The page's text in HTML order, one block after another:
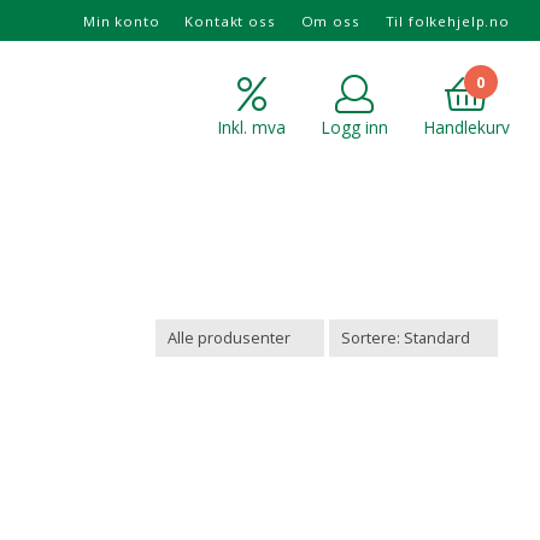
Min konto Kontakt oss Om oss Til folkehjelp.no
Inkl. mva Logg inn
0
Handlekurv